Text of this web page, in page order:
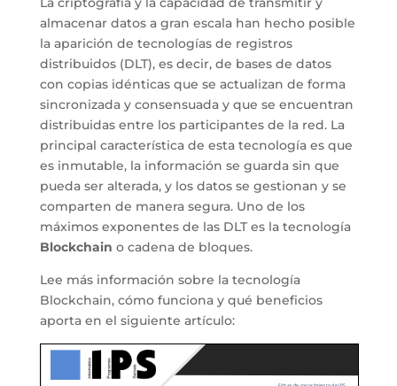
almacenar datos a gran escala han hecho posible
la aparición de tecnologías de registros
distribuidos (DLT), es decir, de bases de datos
con copias idénticas que se actualizan de forma
sincronizada y consensuada y que se encuentran
distribuidas entre los participantes de la red. La
principal característica de esta tecnología es que
es inmutable, la información se guarda sin que
pueda ser alterada, y los datos se gestionan y se
comparten de manera segura. Uno de los
máximos exponentes de las DLT es la tecnología
Blockchain o cadena de bloques.
Lee más información sobre la tecnología
Blockchain, cómo funciona y qué beneficios
aporta en el siguiente artículo: